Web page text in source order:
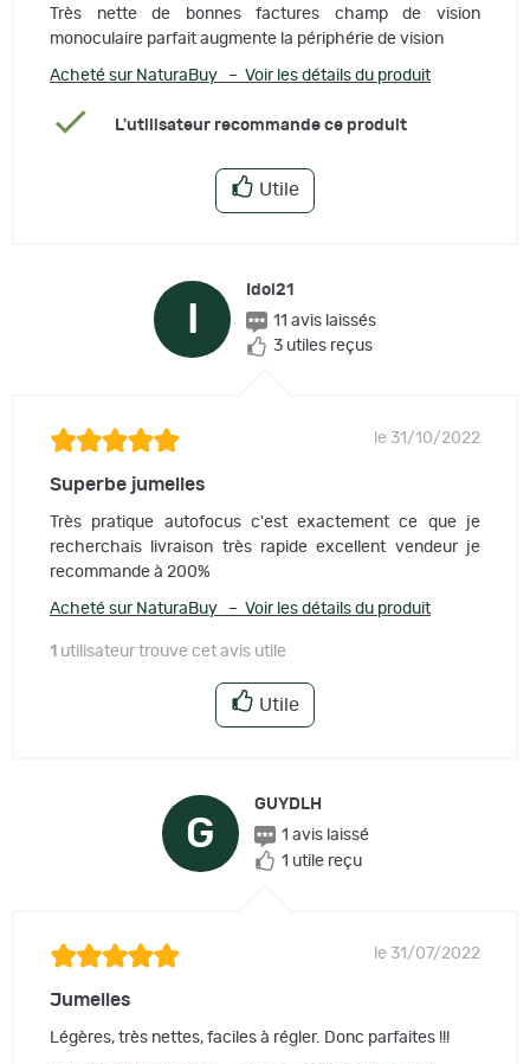
Très nette de bonnes factures champ de vision
monoculaire parfait augmente la périphérie de vision
Acheté sur NaturaBuy – Voir les détails du produit
L'utilisateur recommande ce produit
Utile
Idol21
11 avis laissés
3 utiles reçus
le 31/10/2022
Superbe jumelles
Très pratique autofocus c'est exactement ce que je
recherchais livraison très rapide excellent vendeur je
recommande à 200%
Acheté sur NaturaBuy – Voir les détails du produit
1 utilisateur trouve cet avis utile
Utile
G
GUYDLH
1 avis laissé
1 utile reçu
le 31/07/2022
Jumelles
Légères, très nettes, faciles à régler. Donc parfaites !!!